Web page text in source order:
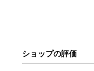
ショップの評価